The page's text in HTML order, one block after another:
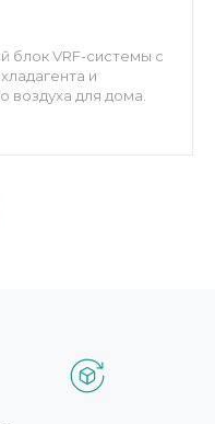
блок VRF-системы с
и
для дома.